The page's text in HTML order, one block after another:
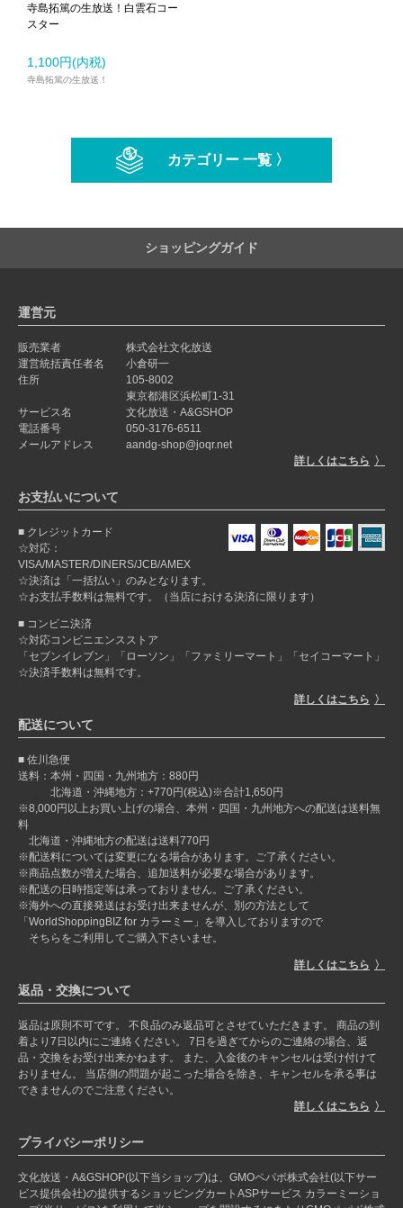
寺島拓篤の生放送！白雲石コー
スター
1,100円(内税)
寺島拓篤の生放送！
カテゴリー 一覧 〉
ショッピングガイド
運営元
販売業者
株式会社文化放送
運営統括責任者名
小倉研一
住所
105-8002
東京都港区浜松町1-31
サービス名
文化放送・A&GSHOP
電話番号
050-3176-6511
メールアドレス
aandg-shop@joqr.net
詳しくはこちら
お支払いについて
クレジットカード
☆対応：
VISA/MASTER/DINERS/JCB/AMEX
☆決済は「一括払い」のみとなります。
☆お支払手数料は無料です。（当店における決済に限ります）
コンビニ決済
☆対応コンビニエンスストア
「セブンイレブン」「ローソン」「ファミリーマート」「セイコーマート」
☆決済手数料は無料です。
詳しくはこちら
配送について
佐川急便
送料：本州・四国・九州地方：880円
北海道・沖縄地方：+770円(税込)※合計1,650円
※8,000円以上お買い上げの場合、本州・四国・九州地方への配送は送料無
料
北海道・沖縄地方の配送は送料770円
※配送料については変更になる場合があります。ご了承ください。
※商品点数が増えた場合、追加送料が必要な場合があります。
※配送の日時指定等は承っておりません。ご了承ください。
※海外への直接発送はお受け出来ませんが、別の方法として
「WorldShoppingBIZ for カラーミー」を導入しておりますので
そちらをご利用してご購入下さいませ。
詳しくはこちら
返品・交換について
返品は原則不可です。 不良品のみ返品可とさせていただきます。 商品の到
着より7日以内にご連絡ください。 7日を過ぎてからのご連絡の場合、返
品・交換をお受け出来かねます。 また、入金後のキャンセルは受け付けて
おりません。 当店側の問題が起こった場合を除き、キャンセルを承る事は
できませんのでご注意ください。
詳しくはこちら
プライバシーポリシー
文化放送・A&GSHOP(以下当ショップ)は、GMOペパボ株式会社(以下サー
ビス提供会社)の提供するショッピングカートASPサービス カラーミーショ